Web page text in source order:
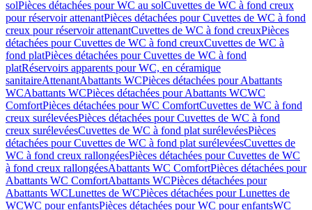
solPièces détachées pour WC au solCuvettes de WC à fond creux
pour réservoir attenantPièces détachées pour Cuvettes de WC à fond
creux pour réservoir attenantCuvettes de WC à fond creuxPièces
détachées pour Cuvettes de WC à fond creuxCuvettes de WC à
fond platPièces détachées pour Cuvettes de WC à fond
platRéservoirs apparents pour WC, en céramique
sanitaireAttenantAbattants WCPièces détachées pour Abattants
WCAbattants WCPièces détachées pour Abattants WCWC
ComfortPièces détachées pour WC ComfortCuvettes de WC à fond
creux surélevéesPièces détachées pour Cuvettes de WC à fond
creux surélevéesCuvettes de WC à fond plat surélevéesPièces
détachées pour Cuvettes de WC à fond plat surélevéesCuvettes de
WC à fond creux rallongéesPièces détachées pour Cuvettes de WC
à fond creux rallongéesAbattants WC ComfortPièces détachées pour
Abattants WC ComfortAbattants WCPièces détachées pour
Abattants WCLunettes de WCPièces détachées pour Lunettes de
WCWC pour enfantsPièces détachées pour WC pour enfantsWC